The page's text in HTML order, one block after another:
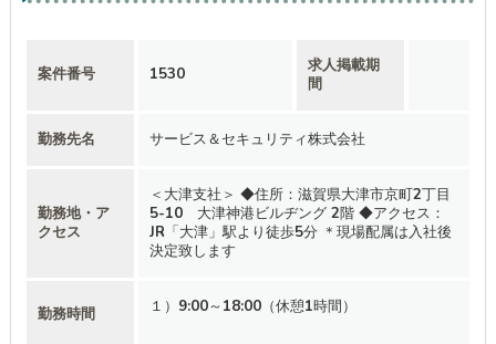
案件番号 1530
求人掲載期
間
勤務先名 サービス＆セキュリティ株式会社
勤務地・ア
クセス
＜大津支社＞ ◆住所：滋賀県大津市京町2丁目
5-10 大津神港ビルヂング 2階 ◆アクセス：
JR「大津」駅より徒歩5分 ＊現場配属は入社後
決定致します
勤務時間 １）9:00～18:00（休憩1時間）